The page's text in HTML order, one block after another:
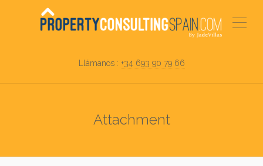
Llámanos : +34 693 90 79 66
Attachment